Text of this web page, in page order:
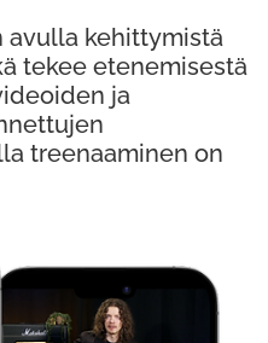
avulla kehittymistä
tekee etenemisestä
ja
treenaaminen on